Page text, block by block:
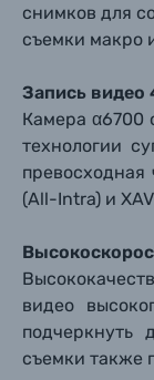
снимков для
съемки макро
Запись видео
Камера α6700
технологии
(All-Intra) и
видео
подчеркнуть
съемки также